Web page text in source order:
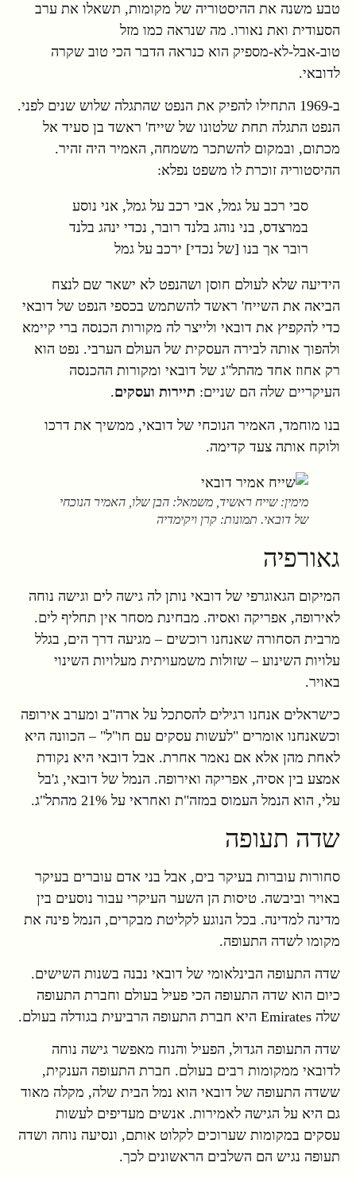
טבע משנה את ההיסטוריה של מקומות, תשאלו את ערב
הסעודית ואת נאורו. מה שנראה כמו מזל
טוב-אבל-לא-מספיק הוא כנראה הדבר הכי טוב שקרה
לדובאי.
ב-1969 התחילו להפיק את הנפט שהתגלה שלוש שנים לפני.
הנפט התגלה תחת שלטונו של שייח' ראשד בן סעיד אל
מכתום, ובמקום להשתכר משמחה, האמיר היה זהיר.
ההיסטוריה זוכרת לו משפט נפלא:
סבי רכב על גמל, אבי רכב על גמל, אני נוסע
במרצדס, בני נוהג בלנד רובר, נכדי ינהג בלנד
רובר אך בנו [של נכדי] ירכב על גמל
הידיעה שלא לעולם חוסן ושהנפט לא ישאר שם לנצח
הביאה את השייח' ראשד להשתמש בכספי הנפט של דובאי
כדי להקפיץ את דובאי ולייצר לה מקורות הכנסה ברי קיימא
ולהפוך אותה לבירה העסקית של העולם הערבי. נפט הוא
רק אחוז אחד מהתל"ג של דובאי ומקורות ההכנסה
העיקריים שלה הם שניים: תיירות ועסקים.
בנו מוחמד, האמיר הנוכחי של דובאי, ממשיך את דרכו
ולוקח אותה צעד קדימה.
מימין: שייח ראשיד, משמאל: הבן שלו, האמיר הנוכחי
של דובאי. תמונות: קרן ויקימדיה
גאורפיה
המיקום הגאוגרפי של דובאי נותן לה גישה לים וגישה נוחה
לאירופה, אפריקה ואסיה. מבחינת מסחר אין תחליף לים.
מרבית הסחורה שאנחנו רוכשים – מגיעה דרך הים, בגלל
עלויות השינוע – שזולות משמעויתית מעלויות השינוי
באויר.
כישראלים אנחנו רגילים להסתכל על ארה"ב ומערב אירופה
וכשאנחנו אומרים "לעשות עסקים עם חו"ל" – הכוונה היא
לאחת מהן אלא אם נאמר אחרת. אבל דובאי היא נקודת
אמצע בין אסיה, אפריקה ואירופה. הנמל של דובאי, ג'בל
עלי, הוא הנמל העמוס במזה"ת ואחראי על 21% מהתל"ג.
שדה תעופה
סחורות עוברות בעיקר בים, אבל בני אדם עוברים בעיקר
באויר וביבשה. טיסות הן השער העיקרי עבור נוסעים בין
מדינה למדינה. בכל הנוגע לקליטת מבקרים, הנמל פינה את
מקומו לשדה התעופה.
שדה התעופה הבינלאומי של דובאי נבנה בשנות השישים.
כיום הוא שדה התעופה הכי פעיל בעולם וחברת התעופה
שלה Emirates היא חברת התעופה הרביעית בגודלה בעולם.
שדה התעופה הגדול, הפעיל והנוח מאפשר גישה נוחה
לדובאי ממקומות רבים בעולם. חברת התעופה הענקית,
ששדה התעופה של דובאי הוא נמל הבית שלה, מקלה מאוד
גם היא על הגישה לאמירות. אנשים מעדיפים לעשות
עסקים במקומות שערוכים לקלוט אותם, ונסיעה נוחה ושדה
תעופה נגיש הם השלבים הראשונים לכך.